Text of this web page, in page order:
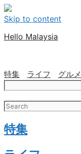
Skip to content
Hello Malaysia
特集 ライフ グルメ
特集